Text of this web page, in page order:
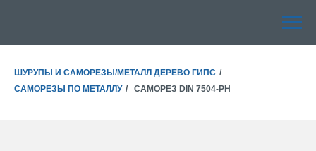
ШУРУПЫ И САМОРЕЗЫ/МЕТАЛЛ ДЕРЕВО ГИПС /
САМОРЕЗЫ ПО МЕТАЛЛУ / САМОРЕЗ DIN 7504-PH